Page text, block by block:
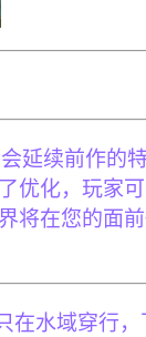
会延续前作
优化，玩家
将在您的面
水域穿行